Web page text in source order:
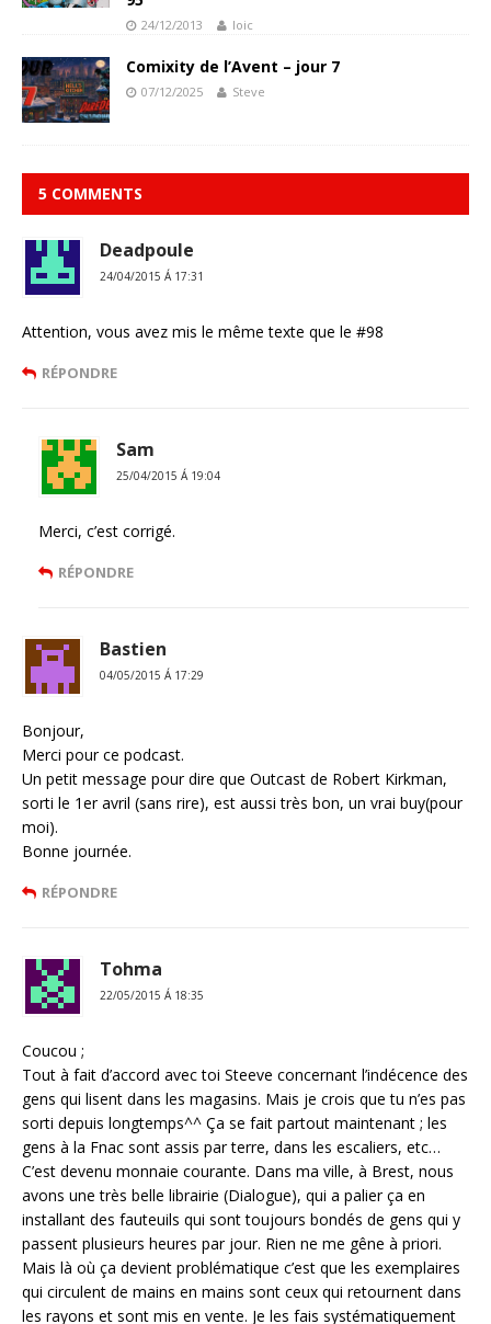
24/12/2013 loic
Comixity de l’Avent – jour 7
07/12/2025 Steve
5 COMMENTS
Deadpoule
24/04/2015 Á 17:31
Attention, vous avez mis le même texte que le #98
RÉPONDRE
Sam
25/04/2015 Á 19:04
Merci, c’est corrigé.
RÉPONDRE
Bastien
04/05/2015 Á 17:29
Bonjour,
Merci pour ce podcast.
Un petit message pour dire que Outcast de Robert Kirkman,
sorti le 1er avril (sans rire), est aussi très bon, un vrai buy(pour
moi).
Bonne journée.
RÉPONDRE
Tohma
22/05/2015 Á 18:35
Coucou ;
Tout à fait d’accord avec toi Steeve concernant l’indécence des
gens qui lisent dans les magasins. Mais je crois que tu n’es pas
sorti depuis longtemps^^ Ça se fait partout maintenant ; les
gens à la Fnac sont assis par terre, dans les escaliers, etc…
C’est devenu monnaie courante. Dans ma ville, à Brest, nous
avons une très belle librairie (Dialogue), qui a palier ça en
installant des fauteuils qui sont toujours bondés de gens qui y
passent plusieurs heures par jour. Rien ne me gêne à priori.
Mais là où ça devient problématique c’est que les exemplaires
qui circulent de mains en mains sont ceux qui retournent dans
les rayons et sont mis en vente. Je les fais systématiquement